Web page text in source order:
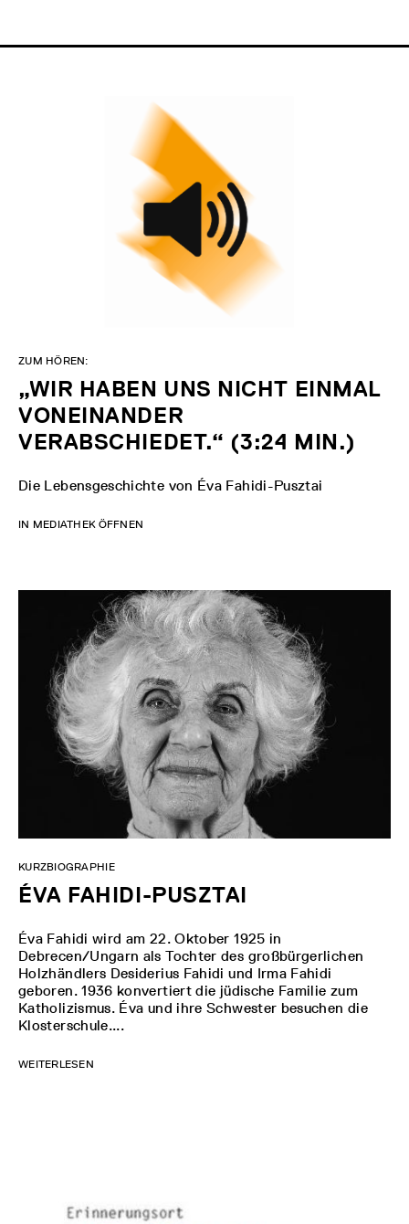
„WIR HABEN UNS NICHT EINMAL
VONEINANDER
VERABSCHIEDET.“ (3:24 MIN.)
ZUM HÖREN:
Die Lebensgeschichte von Éva Fahidi-Pusztai
IN MEDIATHEK ÖFFNEN
ÉVA FAHIDI-PUSZTAI
KURZBIOGRAPHIE
Éva Fahidi wird am 22. Oktober 1925 in
Debrecen/Ungarn als Tochter des großbürgerlichen
Holzhändlers Desiderius Fahidi und Irma Fahidi
geboren. 1936 konvertiert die jüdische Familie zum
Katholizismus. Éva und ihre Schwester besuchen die
Klosterschule....
WEITERLESEN